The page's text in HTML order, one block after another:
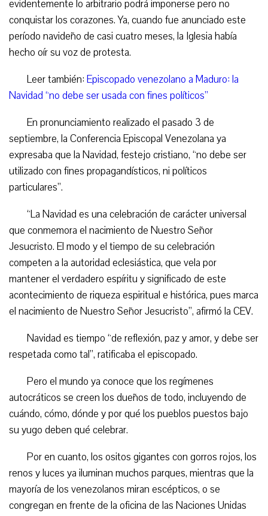
evidentemente lo arbitrario podrá imponerse pero no
conquistar los corazones. Ya, cuando fue anunciado este
período navideño de casi cuatro meses, la Iglesia había
hecho oír su voz de protesta.
Leer también: Episcopado venezolano a Maduro: la
Navidad “no debe ser usada con fines políticos”
En pronunciamiento realizado el pasado 3 de
septiembre, la Conferencia Episcopal Venezolana ya
expresaba que la Navidad, festejo cristiano, “no debe ser
utilizado con fines propagandísticos, ni políticos
particulares”.
“La Navidad es una celebración de carácter universal
que conmemora el nacimiento de Nuestro Señor
Jesucristo. El modo y el tiempo de su celebración
competen a la autoridad eclesiástica, que vela por
mantener el verdadero espíritu y significado de este
acontecimiento de riqueza espiritual e histórica, pues marca
el nacimiento de Nuestro Señor Jesucristo”, afirmó la CEV.
Navidad es tiempo “de reflexión, paz y amor, y debe ser
respetada como tal”, ratificaba el episcopado.
Pero el mundo ya conoce que los regímenes
autocráticos se creen los dueños de todo, incluyendo de
cuándo, cómo, dónde y por qué los pueblos puestos bajo
su yugo deben qué celebrar.
Por en cuanto, los ositos gigantes con gorros rojos, los
renos y luces ya iluminan muchos parques, mientras que la
mayoría de los venezolanos miran escépticos, o se
congregan en frente de la oficina de las Naciones Unidas